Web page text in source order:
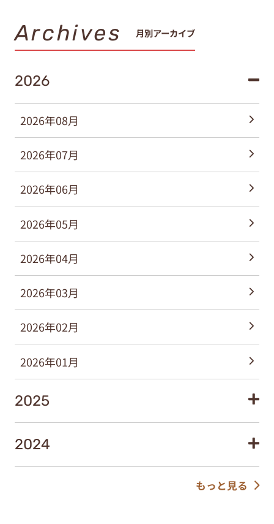
Archives 月別アーカイブ
2026
2026年08月
2026年07月
2026年06月
2026年05月
2026年04月
2026年03月
2026年02月
2026年01月
2025
2024
もっと見る